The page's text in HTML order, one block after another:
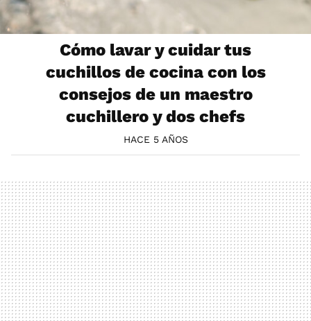
Cómo lavar y cuidar tus
cuchillos de cocina con los
consejos de un maestro
cuchillero y dos chefs
HACE 5 AÑOS